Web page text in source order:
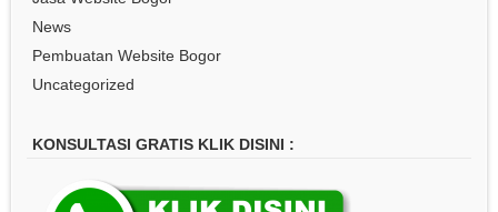
News
Pembuatan Website Bogor
Uncategorized
KONSULTASI GRATIS KLIK DISINI :